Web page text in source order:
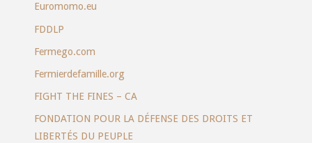
Euromomo.eu
FDDLP
Fermego.com
Fermierdefamille.org
FIGHT THE FINES – CA
FONDATION POUR LA DÉFENSE DES DROITS ET
LIBERTÉS DU PEUPLE